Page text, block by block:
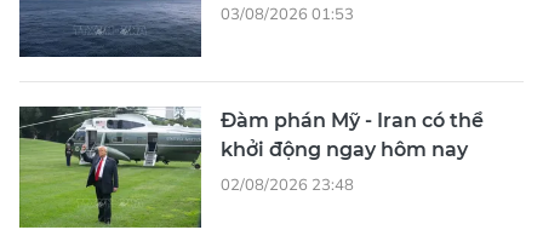
03/08/2026 01:53
Đàm phán Mỹ - Iran có thể
khởi động ngay hôm nay
02/08/2026 23:48